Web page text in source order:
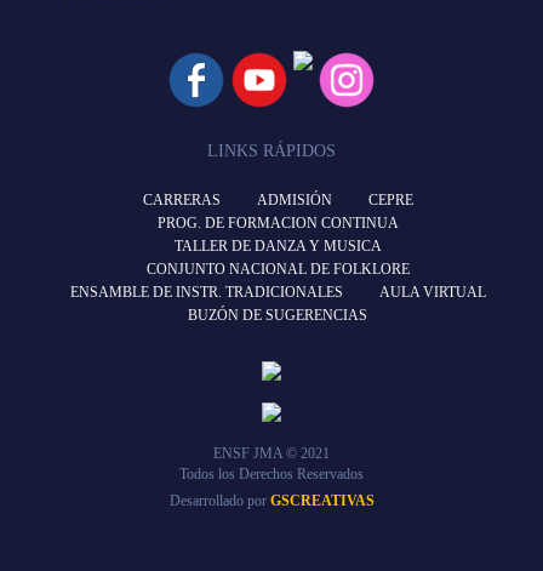
LINKS RÁPIDOS
CARRERAS ADMISIÓN
CEPRE
PROG. DE FORMACION CONTINUA
TALLER DE DANZA Y MUSICA
CONJUNTO NACIONAL DE FOLKLORE
ENSAMBLE DE INSTR. TRADICIONALES
AULA VIRTUAL
BUZÓN DE SUGERENCIAS
ENSF JMA © 2021
Todos los Derechos Reservados
Desarrollado por GSCREATIVAS